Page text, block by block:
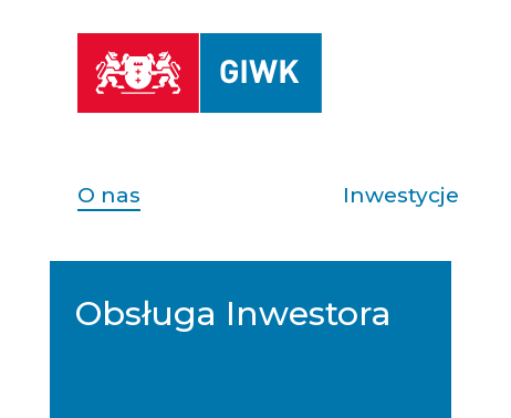
O nas Inwestycje
Obsługa Inwestora